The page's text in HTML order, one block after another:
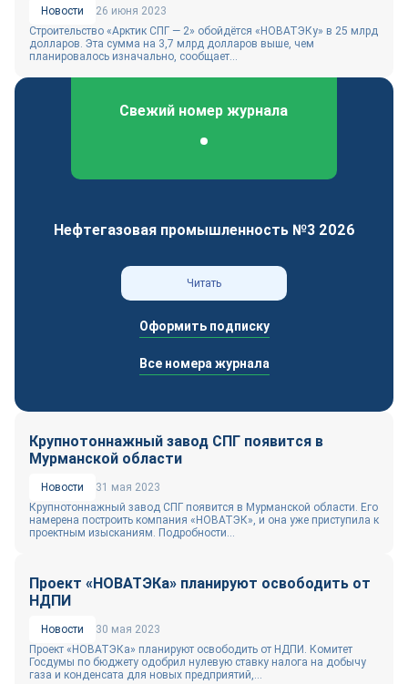
Новости
26 июня 2023
Строительство «Арктик СПГ — 2» обойдётся «НОВАТЭКу» в 25 млрд
долларов. Эта сумма на 3,7 млрд долларов выше, чем
планировалось изначально, сообщает...
Свежий номер журнала
Нефтегазовая промышленность №3 2026
Читать
Оформить подписку
Все номера журнала
Крупнотоннажный завод СПГ появится в
Мурманской области
Новости
31 мая 2023
Крупнотоннажный завод СПГ появится в Мурманской области. Его
намерена построить компания «НОВАТЭК», и она уже приступила к
проектным изысканиям. Подробности...
Проект «НОВАТЭКа» планируют освободить от
НДПИ
Новости
30 мая 2023
Проект «НОВАТЭКа» планируют освободить от НДПИ. Комитет
Госдумы по бюджету одобрил нулевую ставку налога на добычу
газа и конденсата для новых предприятий,...